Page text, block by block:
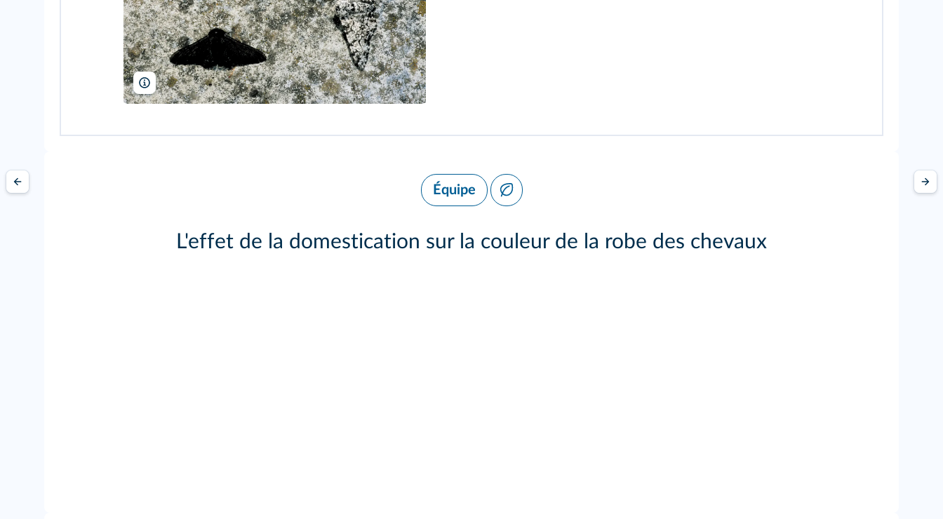
Bill Coster/Alamy
Équipe
L'effet de la domestication sur la couleur de la robe des chevaux